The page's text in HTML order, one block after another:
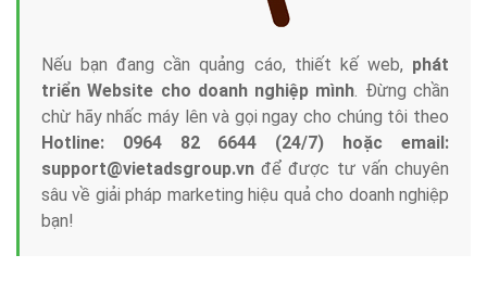
Nếu bạn đang cần quảng cáo, thiết kế web, phát
triển Website cho doanh nghiệp mình. Đừng chần
chừ hãy nhấc máy lên và gọi ngay cho chúng tôi theo
Hotline: 0964 82 6644 (24/7) hoặc email:
support@vietadsgroup.vn để được tư vấn chuyên
sâu về giải pháp marketing hiệu quả cho doanh nghiệp
bạn!